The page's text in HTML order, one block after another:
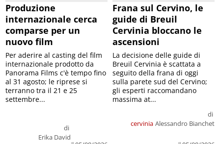
Produzione
internazionale cerca
comparse per un
nuovo film
di
Erika David
Per aderire al casting del film
internazionale prodotto da
Panorama Films c'è tempo fino
al 31 agosto; le riprese si
terranno tra il 21 e 25
settembre...
Frana sul Cervino, le
guide di Breuil
Cervinia bloccano le
ascensioni
cervinia
di
Alessandro Bianchet
La decisione delle guide di
Breuil Cervinia è scattata a
seguito della frana di oggi
sulla parete sud del Cervino;
gli esperti raccomandano
massima at...